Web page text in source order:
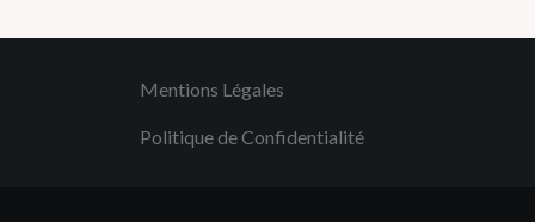
Mentions Légales
Politique de Confidentialité